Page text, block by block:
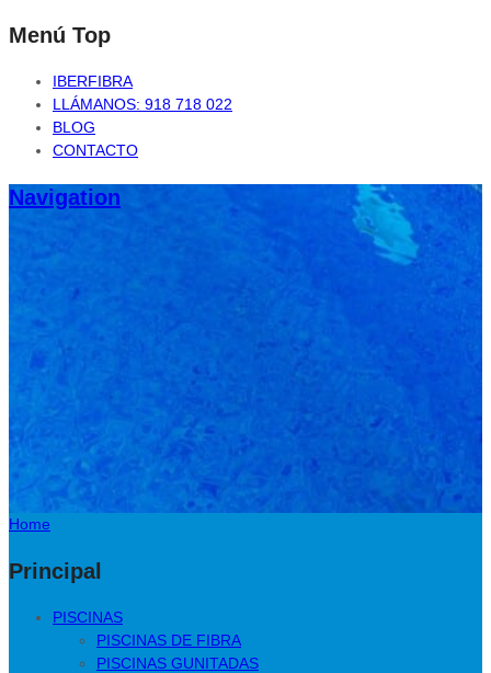
Menú Top
IBERFIBRA
LLÁMANOS: 918 718 022
BLOG
CONTACTO
Navigation
Home
Principal
PISCINAS
PISCINAS DE FIBRA
PISCINAS GUNITADAS